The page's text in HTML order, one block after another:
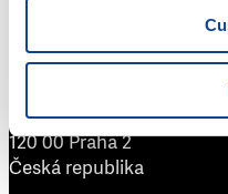
Šafaříkova 24
120 00 Praha 2
Česká republika